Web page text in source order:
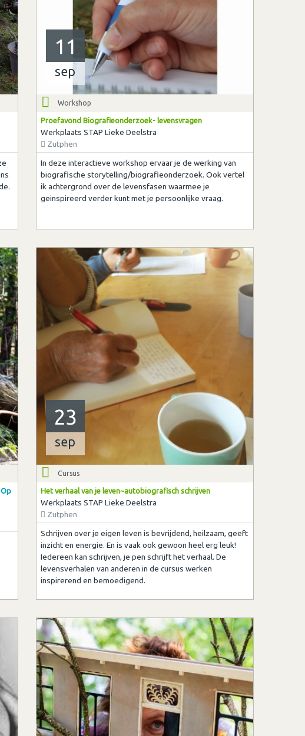
11
sep
Workshop
Proefavond Biografieonderzoek- levensvragen
Werkplaats STAP Lieke Deelstra
Zutphen
In deze interactieve workshop ervaar je de werking van
biografische storytelling/biografieonderzoek. Ook vertel
ik achtergrond over de levensfasen waarmee je
geinspireerd verder kunt met je persoonlijke vraag.
23
sep
Cursus
Het verhaal van je leven~autobiografisch schrijven
Werkplaats STAP Lieke Deelstra
Zutphen
Schrijven over je eigen leven is bevrijdend, heilzaam, geeft
inzicht en energie. En is vaak ook gewoon heel erg leuk!
Iedereen kan schrijven, je pen schrijft het verhaal. De
levensverhalen van anderen in de cursus werken
inspirerend en bemoedigend.